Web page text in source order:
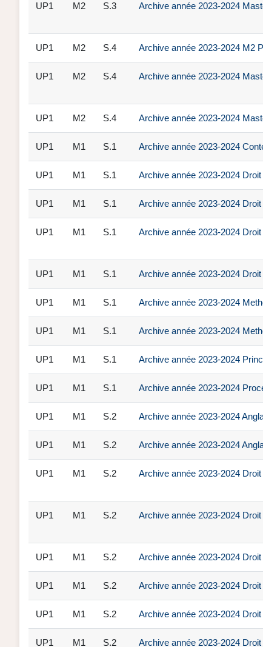
UP1 M2 S.3 Archive année 2023-2024
UP1 M2 S.4 Archive année 2023-2024 M2
UP1 M2 S.4 Archive année 2023-2024
UP1 M2 S.4 Archive année 2023-2024
UP1 M1 S.1 Archive année 2023-2024
UP1 M1 S.1 Archive année 2023-2024
UP1 M1 S.1 Archive année 2023-2024
UP1 M1 S.1 Archive année 2023-2024
UP1 M1 S.1 Archive année 2023-2024
UP1 M1 S.1 Archive année 2023-2024
UP1 M1 S.1 Archive année 2023-2024
UP1 M1 S.1 Archive année 2023-2024
UP1 M1 S.1 Archive année 2023-2024
UP1 M1 S.2 Archive année 2023-2024
UP1 M1 S.2 Archive année 2023-2024
UP1 M1 S.2 Archive année 2023-2024
UP1 M1 S.2 Archive année 2023-2024
UP1 M1 S.2 Archive année 2023-2024
UP1 M1 S.2 Archive année 2023-2024
UP1 M1 S.2 Archive année 2023-2024
UP1 M1 S.2 Archive année 2023-2024